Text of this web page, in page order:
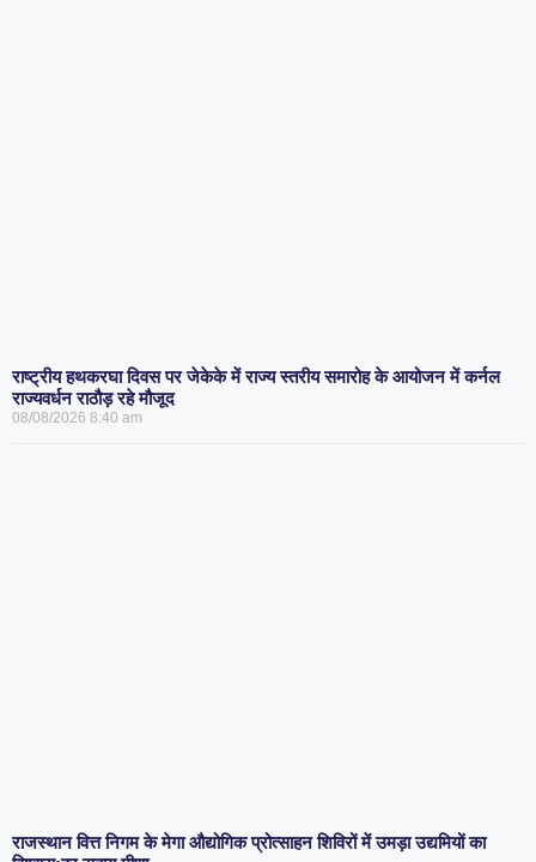
राष्ट्रीय हथकरघा दिवस पर जेकेके में राज्य स्तरीय समारोह के आयोजन में कर्नल
राज्यवर्धन राठौड़ रहे मौजूद
08/08/2026 8:40 am
राजस्थान वित्त निगम के मेगा औद्योगिक प्रोत्साहन शिविरों में उमड़ा उद्यमियों का